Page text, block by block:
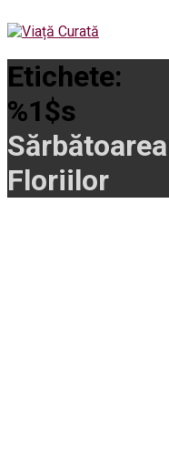
Etichete:
%1$s
Sărbătoarea
Floriilor